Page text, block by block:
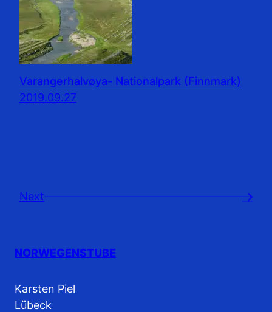
Varangerhalvøya- Nationalpark (Finnmark)
2019.09.27
Next →
NORWEGENSTUBE
Karsten Piel
Lübeck